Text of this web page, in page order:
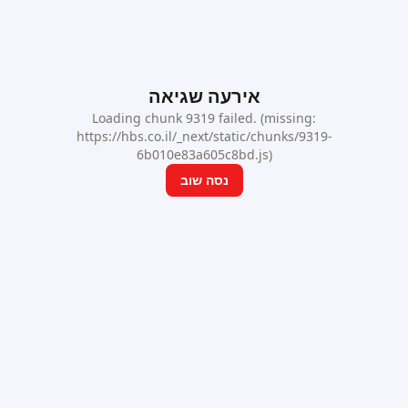
אירעה שגיאה
Loading chunk 9319 failed. (missing:
https://hbs.co.il/_next/static/chunks/9319-
6b010e83a605c8bd.js)